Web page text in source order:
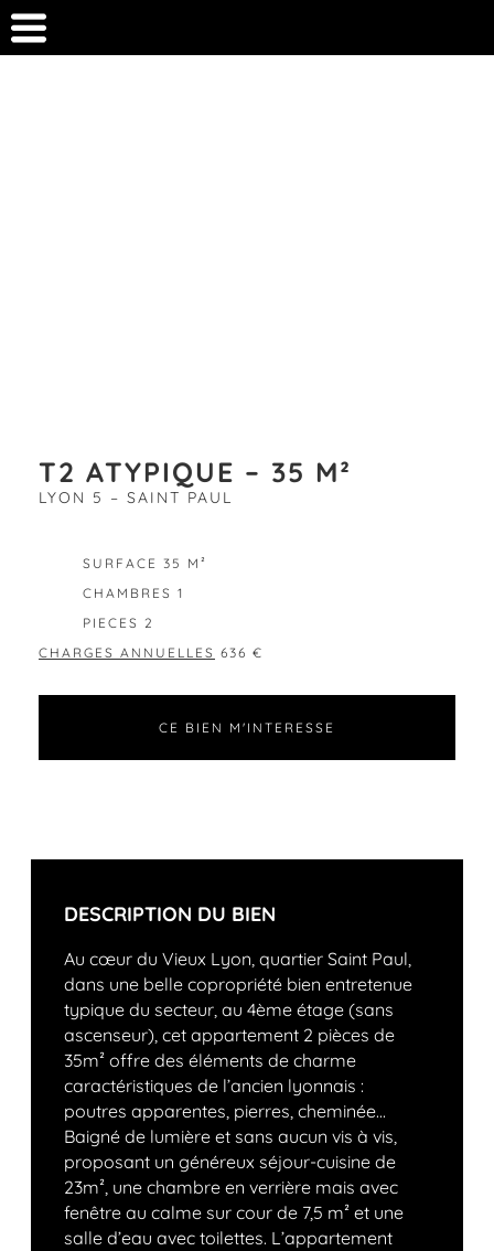
T2 ATYPIQUE – 35 M²
LYON 5 – SAINT PAUL
SURFACE 35 M²
CHAMBRES 1
PIECES 2
CHARGES ANNUELLES 636 €
CE BIEN M'INTERESSE
DESCRIPTION DU BIEN
Au cœur du Vieux Lyon, quartier Saint Paul,
dans une belle copropriété bien entretenue
typique du secteur, au 4ème étage (sans
ascenseur), cet appartement 2 pièces de
35m² offre des éléments de charme
caractéristiques de l’ancien lyonnais :
poutres apparentes, pierres, cheminée...
Baigné de lumière et sans aucun vis à vis,
proposant un généreux séjour-cuisine de
23m², une chambre en verrière mais avec
fenêtre au calme sur cour de 7,5 m² et une
salle d’eau avec toilettes. L’appartement